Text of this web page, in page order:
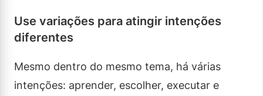
Use variações para atingir intenções
diferentes
Mesmo dentro do mesmo tema, há várias
intenções: aprender, escolher, executar e